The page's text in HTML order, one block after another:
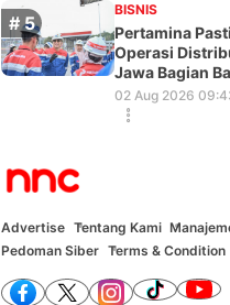
BISNIS
Pertamina
Operasi
Jawa Bagian
02 Aug 2026
Advertise Tentang Kami
Pedoman Siber Terms & Condition